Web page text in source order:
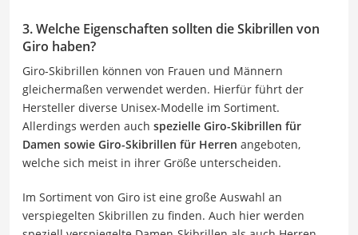
3. Welche Eigenschaften sollten die Skibrillen von
Giro haben?
Giro-Skibrillen können von Frauen und Männern
gleichermaßen verwendet werden. Hierfür führt der
Hersteller diverse Unisex-Modelle im Sortiment.
Allerdings werden auch spezielle Giro-Skibrillen für
Damen sowie Giro-Skibrillen für Herren angeboten,
welche sich meist in ihrer Größe unterscheiden.
Im Sortiment von Giro ist eine große Auswahl an
verspiegelten Skibrillen zu finden. Auch hier werden